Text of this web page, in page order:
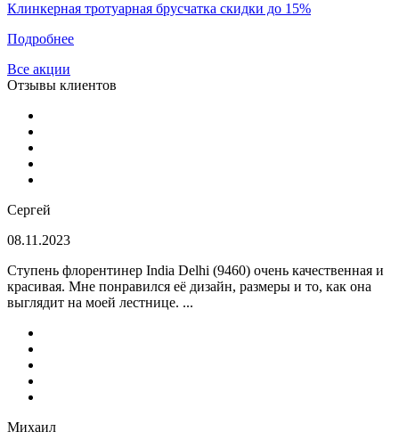
Клинкерная тротуарная брусчатка скидки до 15%
Подробнее
Все акции
Отзывы клиентов
Сергей
08.11.2023
Ступень флорентинер India Delhi (9460) очень качественная и
красивая. Мне понравился её дизайн, размеры и то, как она
выглядит на моей лестнице. ...
Михаил